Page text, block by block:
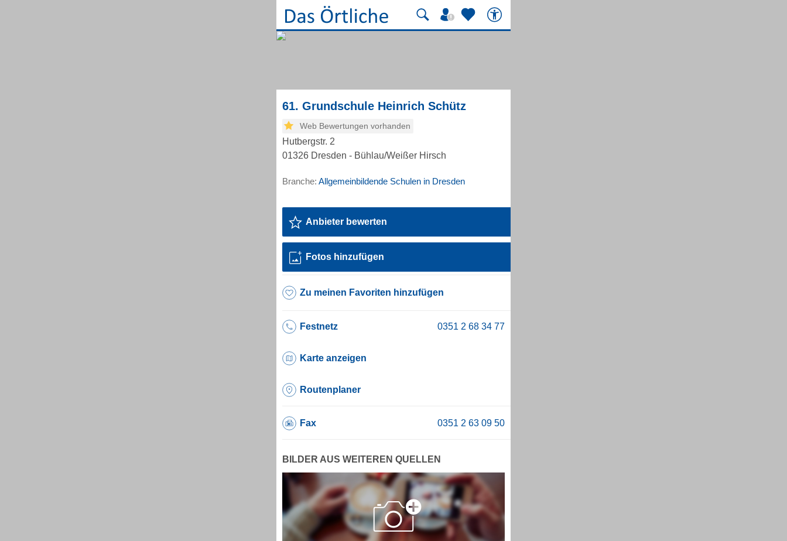
61. Grundschule Heinrich Schütz
Web Bewertungen vorhanden
Hutbergstr. 2
01326 Dresden - Bühlau/Weißer Hirsch
Branche: Allgemeinbildende Schulen in Dresden
Anbieter bewerten
Fotos hinzufügen
Zu meinen Favoriten hinzufügen
Festnetz
Karte anzeigen
Routenplaner
Fax
BILDER AUS WEITEREN QUELLEN